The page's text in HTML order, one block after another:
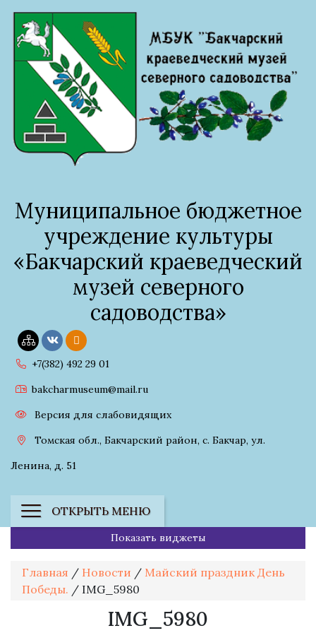
Муниципальное бюджетное
учреждение культуры
«Бакчарский краеведческий
музей северного
садоводства»
+7(382) 492 29 01
bakcharmuseum@mail.ru
Версия для слабовидящих
Томская обл., Бакчарский район, с. Бакчар, ул.
Ленина, д. 51
ОТКРЫТЬ МЕНЮ
Показать виджеты
Главная / Новости / Майский праздник День
Победы. / IMG_5980
IMG_5980